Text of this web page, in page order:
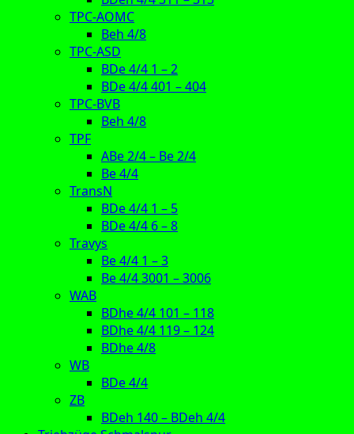
TPC-AOMC
Beh 4/8
TPC-ASD
BDe 4/4 1 – 2
BDe 4/4 401 – 404
TPC-BVB
Beh 4/8
TPF
ABe 2/4 – Be 2/4
Be 4/4
TransN
BDe 4/4 1 – 5
BDe 4/4 6 – 8
Travys
Be 4/4 1 – 3
Be 4/4 3001 – 3006
WAB
BDhe 4/4 101 – 118
BDhe 4/4 119 – 124
BDhe 4/8
WB
BDe 4/4
ZB
BDeh 140 – BDeh 4/4